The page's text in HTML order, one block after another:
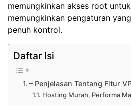
memungkinkan akses root
memungkinkan pengaturan
penuh kontrol.
Daftar Isi
– Penjelasan Tentang Fitur
Hosting Murah, Performa